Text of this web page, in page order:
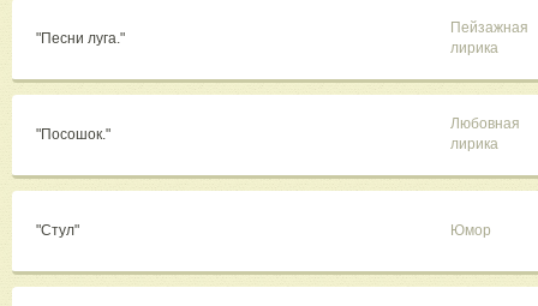
"Песни луга."
Пейзажная
лирика
"Посошок."
Любовная
лирика
"Стул" Юмор